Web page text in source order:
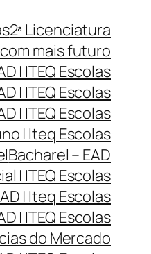
2ª Licenciatura
mais futuro
| ITEQ Escolas
| ITEQ Escolas
| ITEQ Escolas
| Iteq Escolas
Bacharel – EAD
| ITEQ Escolas
| Iteq Escolas
| ITEQ Escolas
do Mercado